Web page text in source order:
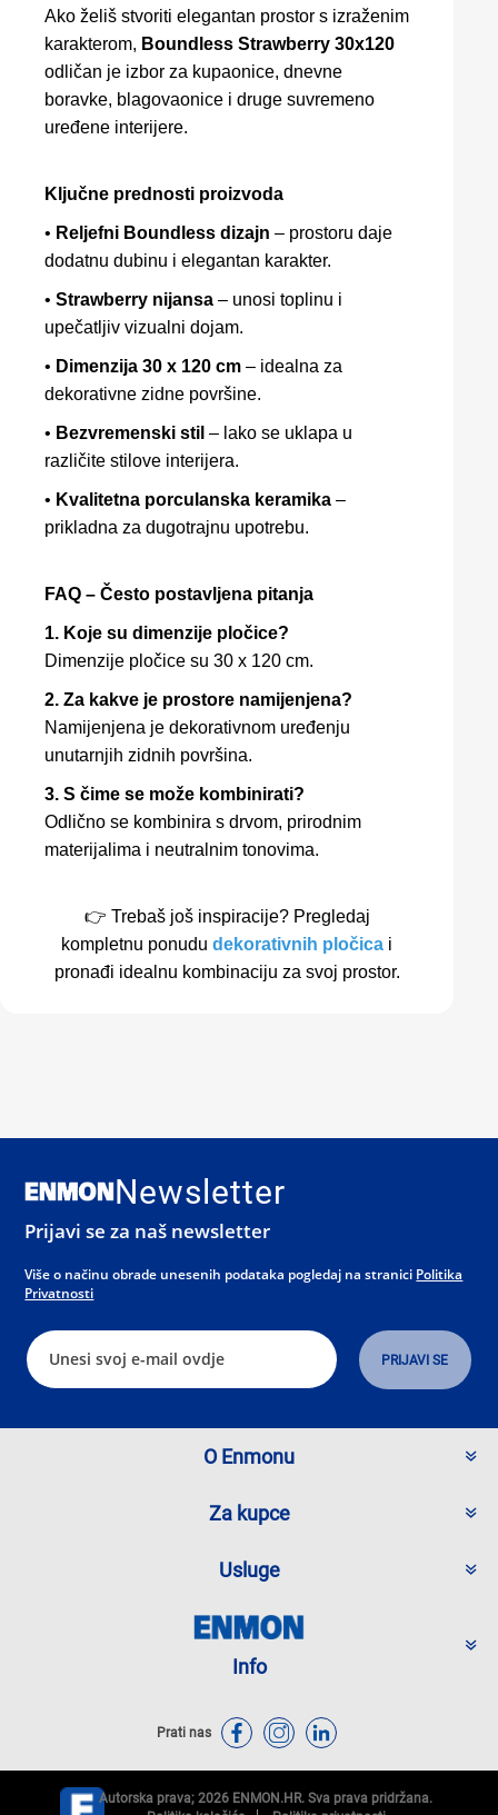
Ako želiš stvoriti elegantan prostor s izraženim
karakterom, Boundless Strawberry 30x120
odličan je izbor za kupaonice, dnevne
boravke, blagovaonice i druge suvremeno
uređene interijere.
Ključne prednosti proizvoda
• Reljefni Boundless dizajn – prostoru daje
dodatnu dubinu i elegantan karakter.
• Strawberry nijansa – unosi toplinu i
upečatljiv vizualni dojam.
• Dimenzija 30 x 120 cm – idealna za
dekorativne zidne površine.
• Bezvremenski stil – lako se uklapa u
različite stilove interijera.
• Kvalitetna porculanska keramika –
prikladna za dugotrajnu upotrebu.
FAQ – Često postavljena pitanja
1. Koje su dimenzije pločice?
Dimenzije pločice su 30 x 120 cm.
2. Za kakve je prostore namijenjena?
Namijenjena je dekorativnom uređenju
unutarnjih zidnih površina.
3. S čime se može kombinirati?
Odlično se kombinira s drvom, prirodnim
materijalima i neutralnim tonovima.
👉 Trebaš još inspiracije? Pregledaj
kompletnu ponudu dekorativnih pločica i
pronađi idealnu kombinaciju za svoj prostor.
Newsletter
Prijavi se za naš newsletter
Više o načinu obrade unesenih podataka pogledaj na stranici Politika
Privatnosti
O Enmonu
Za kupce
Usluge
Info
Prati nas
Autorska prava; 2026 ENMON.HR. Sva prava pridržana.